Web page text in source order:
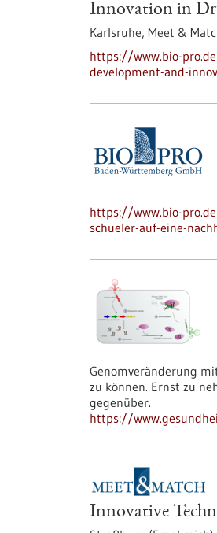
Innovation in
Karlsruhe, Meet &
https://www.bio-
development-and-
https://www.bio-
schueler-auf-eine-
Genomveränderung
zu können. Ernst zu
gegenüber.
https://
Innovative